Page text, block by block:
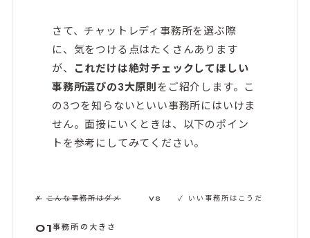
でき、一緒に
で頂けるか考
の子も安心し
客様に頂いた
ケワクさんは
さて、チャットレディ事務所を選ぶ際
に、気をつける点はたくさんあります
が、
これだけは絶対チェックしてほしい
事務所選びの3大原則をご紹介します。こ
の3つを知らないといい事務所にはいけま
せん。面接にいくときは、以下のポイン
トを参考にしてみてください。
✗ こんな事務所はダメ VS ✓ いい事務所はこうだ
01事務所の大きさ